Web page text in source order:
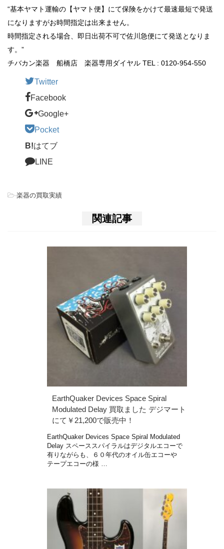
“基本ヤマト運輸の【ヤマト便】にて保険をかけて最速最短で発送
になりますがお時間指定は出来ません。
時間指定される場合、即日出荷不可で佐川急便にて発送となりま
す。”
チバカン楽器 船橋店 楽器専用ダイヤル TEL : 0120-954-550
Twitter
Facebook
Google+
Pocket
B!はてブ
LINE
-楽器の買取実績
関連記事
EarthQuaker Devices Space Spiral
Modulated Delay 買取ました デジマート
にて￥21,200で販売中！
EarthQuaker Devices Space Spiral Modulated
Delay スペーススパイラルはデジタルエコーで
有りながらも、６０年代のオイル缶エコーや
テープエコーの様 …